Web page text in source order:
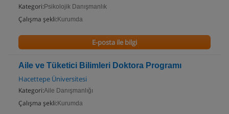
Kategori: Psikolojik Danışmanlık
Çalışma şekli: Kurumda
E-posta ile bilgi
Aile ve Tüketici Bilimleri Doktora Programı
Hacettepe Üniversitesi
Kategori:Aile Danışmanlığı
Çalışma şekli: Kurumda